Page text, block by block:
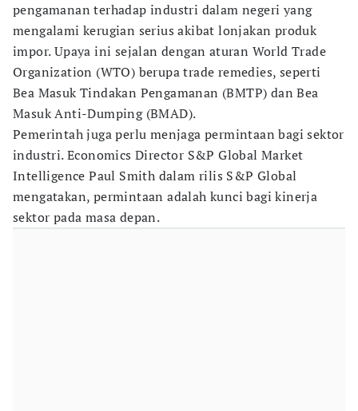
pengamanan terhadap industri dalam negeri yang
mengalami kerugian serius akibat lonjakan produk
impor. Upaya ini sejalan dengan aturan World Trade
Organization (WTO) berupa trade remedies, seperti
Bea Masuk Tindakan Pengamanan (BMTP) dan Bea
Masuk Anti-Dumping (BMAD).
Pemerintah juga perlu menjaga permintaan bagi sektor
industri. Economics Director S&P Global Market
Intelligence Paul Smith dalam rilis S&P Global
mengatakan, permintaan adalah kunci bagi kinerja
sektor pada masa depan.